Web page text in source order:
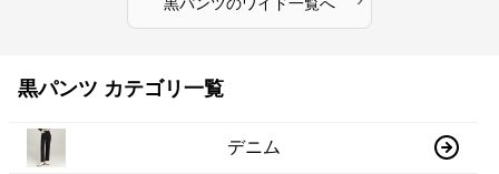
黒パンツ カテゴリ一覧
デニム